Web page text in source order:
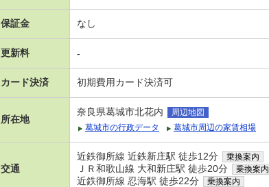
保証金 なし
更新料 -
カード決済 初期費用カード決済可
所在地
奈良県葛城市北花内
周辺地図
葛城市の行政データ
葛城市周辺の家賃相場
交通
近鉄御所線 近鉄新庄駅 徒歩12分 乗換案内
ＪＲ和歌山線 大和新庄駅 徒歩20分 乗換案内
近鉄御所線 忍海駅 徒歩22分 乗換案内